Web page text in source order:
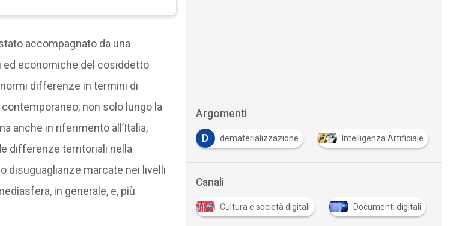
accompagnato da una
economiche del cosiddetto
differenze in termini di
non solo lungo la
anche in riferimento all’Italia,
differenze territoriali nella
disuguaglianze marcate nei livelli
in generale, e, più
Argomenti
dematerializzazione Intelligenza Artificiale S smart city
Canali
Documenti digitali Industria 5.0/Innovazione in